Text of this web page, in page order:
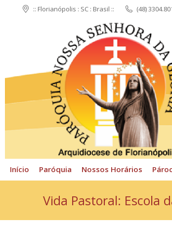
:: Florianópolis : SC : Brasil :: (48)
Início Paróquia Nossos Horários
Vida Pastoral: Escola